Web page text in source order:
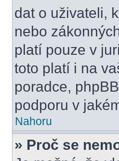
dat o uživateli,
nebo
platí pouze v
toto platí i na
poradce,
podporu v
Nahoru
» Proč se